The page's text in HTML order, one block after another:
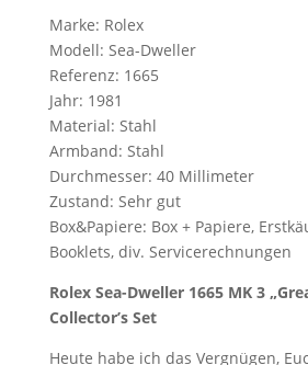
Marke: Rolex
Modell: Sea-Dweller
Referenz: 1665
Jahr: 1981
Material: Stahl
Armband: Stahl
Durchmesser: 40 Millimeter
Zustand: Sehr gut
Box&Papiere: Box + Papiere,
Booklets, div. Servicerechnungen
Rolex Sea-Dweller 1665 MK 3
Collector’s Set
Heute habe ich das Vergnügen,